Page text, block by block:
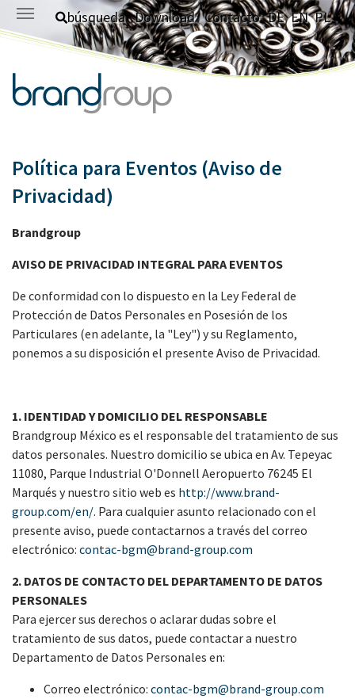
Saltar al contenido principal
búsqueda Download Contacto DE EN PL
Política para Eventos (Aviso de
Privacidad)
Brandgroup
AVISO DE PRIVACIDAD INTEGRAL PARA EVENTOS
De conformidad con lo dispuesto en la Ley Federal de
Protección de Datos Personales en Posesión de los
Particulares (en adelante, la "Ley") y su Reglamento,
ponemos a su disposición el presente Aviso de Privacidad.
1. IDENTIDAD Y DOMICILIO DEL RESPONSABLE
Brandgroup México es el responsable del tratamiento de sus
datos personales. Nuestro domicilio se ubica en Av. Tepeyac
11080, Parque Industrial O'Donnell Aeropuerto 76245 El
Marqués y nuestro sitio web es http://www.brand-
group.com/en/. Para cualquier asunto relacionado con el
presente aviso, puede contactarnos a través del correo
electrónico: contac-bgm@brand-group.com
2. DATOS DE CONTACTO DEL DEPARTAMENTO DE DATOS
PERSONALES
Para ejercer sus derechos o aclarar dudas sobre el
tratamiento de sus datos, puede contactar a nuestro
Departamento de Datos Personales en:
Correo electrónico: contac-bgm@brand-group.com